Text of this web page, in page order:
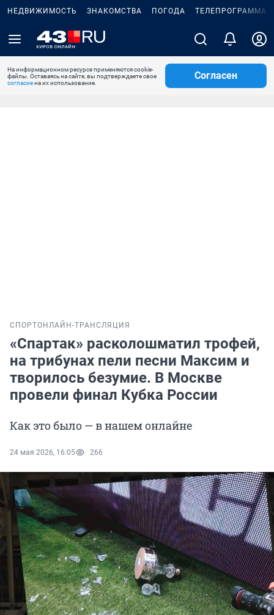
НЕДВИЖИМОСТЬ ЗНАКОМСТВА ПОГОДА ТЕЛЕПРОГРАММА
На информационном ресурсе применяются cookie-
файлы. Оставаясь на сайте, вы подтверждаете свое
согласиена их использование.
Согласен
СПОРТОНЛАЙН-ТРАНСЛЯЦИЯ
«Спартак» расколошматил трофей,
на трибунах пели песни Максим и
творилось безумие. В Москве
провели финал Кубка России
Как это было — в нашем онлайне
24 мая 2026, 16:05 266